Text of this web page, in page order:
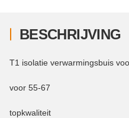
BESCHRIJVING
T1 isolatie verwarmingsbuis
voor 55-67
topkwaliteit